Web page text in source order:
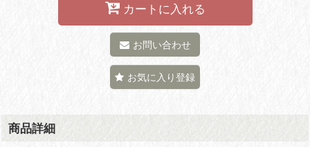
カートに入れる
お問い合わせ
お気に入り登録
商品詳細